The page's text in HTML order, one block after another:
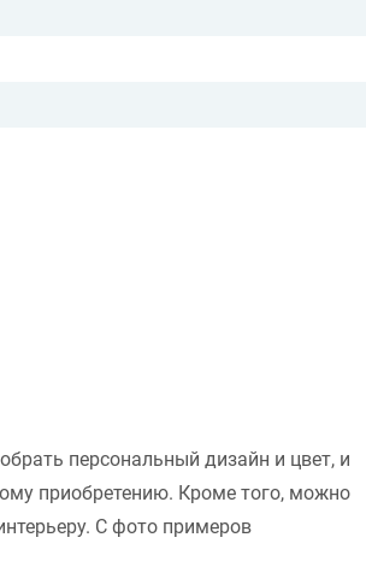
персональный дизайн и цвет, и
приобретению. Кроме того, можно
С фото примеров